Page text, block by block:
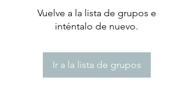
Vuelve a la lista de grupos e
inténtalo de nuevo.
Ir a la lista de grupos